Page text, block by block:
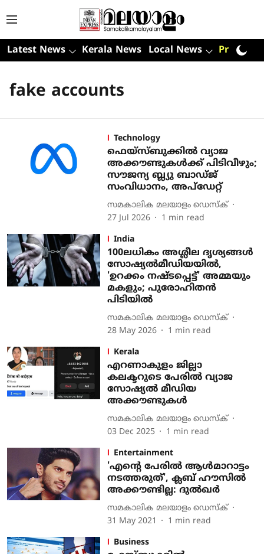
Latest News Kerala News Local News Premium
fake accounts
Technology
ഫെയ്‌സ്ബുക്കില്‍ വ്യാജ
അക്കൗണ്ടുകള്‍ക്ക് പിടിവീഴും;
സൗജന്യ ബ്ല്യു ബാഡ്ജ്
സംവിധാനം, അപ്‌ഡേറ്റ്
സമകാലിക മലയാളം ഡെസ്ക്
27 Jul 2026
1 min read
India
100ലധികം അശ്ലീല ദൃശ്യങ്ങള്‍
സോഷ്യല്‍മീഡിയയില്‍,
'ഉറക്കം നഷ്ടപ്പെട്ട്' അമ്മയും
മകളും; പുരോഹിതന്‍
പിടിയില്‍
സമകാലിക മലയാളം ഡെസ്ക്
28 May 2026
1 min read
Kerala
എറണാകുളം ജില്ലാ
കലക്ടറുടെ പേരില്‍ വ്യാജ
സോഷ്യല്‍ മീഡിയ
അക്കൗണ്ടുകള്‍
സമകാലിക മലയാളം ഡെസ്ക്
03 Dec 2025
1 min read
Entertainment
'എന്റെ പേരില്‍ ആള്‍മാറാട്ടം
നടത്തരുത്', ക്ലബ് ഹൗസില്‍
അക്കൗണ്ടില്ല: ദുല്‍ഖര്‍
സമകാലിക മലയാളം ഡെസ്ക്
31 May 2021
1 min read
Business